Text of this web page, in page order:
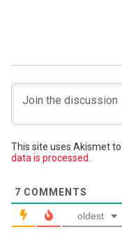
This site uses Akismet to
data is processed.
7 COMMENTS
oldest